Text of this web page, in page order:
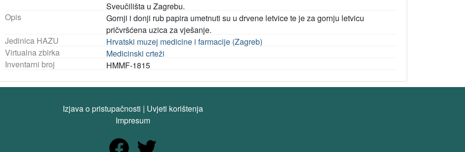
Sveučilišta u Zagrebu.
Opis
Gornji i donji rub papira umetnuti su u drvene letvice te je za gornju letvicu
pričvršćena uzica za vješanje.
Jedinica HAZU
Hrvatski muzej medicine i farmacije (Zagreb)
Virtualna zbirka
Medicinski crteži
Inventarni broj
HMMF-1815
Izjava o pristupačnosti | Uvjeti korištenja
Impresum